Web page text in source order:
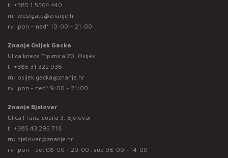
t: +385 1 5504 440
m: westgate@znanje.hr
rv: pon – ned* 10:00 – 21:00
Znanje Osijek Gacka
Ulica kneza Trpimira 20, Osijek
t: +385 31 322 938
m: osijek.gacka@znanje.hr
rv: pon - ned* 9:00 - 21:00
Znanje Bjelovar
Ulica Frana Supila 3, Bjelovar
t: +385 43 295 718
m: bjelovar@znanje.hr
rv: pon - pet 08:00 - 20:00 ; sub 08:00 - 14:00